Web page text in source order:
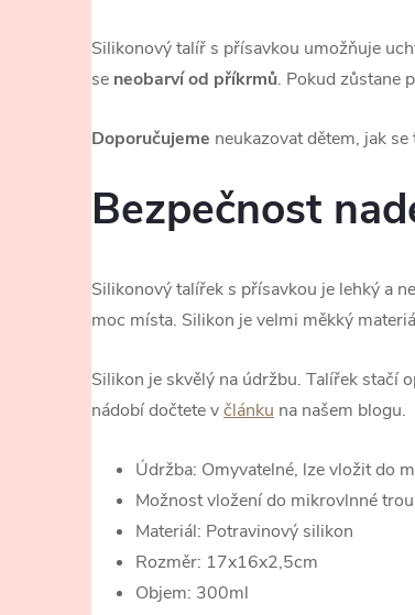
Silikonový talíř s přísavkou umožňuje
se neobarví od příkrmů. Pokud zůstane
Doporučujeme neukazovat dětem, jak
Bezpečnost
Silikonový talířek s přísavkou je lehký a
moc místa. Silikon je velmi měkký
Silikon je skvělý na údržbu. Talířek stačí
nádobí dočtete včlánku na našem blogu.
Údržba: Omyvatelné, lze vložit do
Možnost vložení do mikrovlnné
Materiál: Potravinový silikon
Rozměr: 17x16x2,5cm
Objem: 300ml